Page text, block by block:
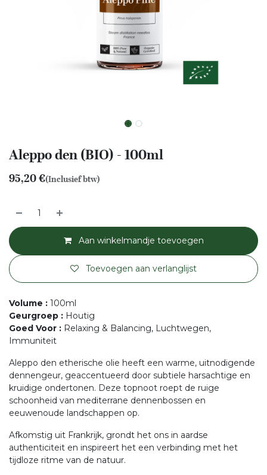
Aleppo den (BIO) - 100ml
95,20€(Inclusief btw)
Aan winkelmandje toevoegen
Toevoegen aan verlanglijst
Volume : 100ml
Geurgroep : Houtig
Goed Voor : Relaxing & Balancing, Luchtwegen,
Immuniteit
Aleppo den etherische olie heeft een warme, uitnodigende
dennengeur, geaccentueerd door subtiele harsachtige en
kruidige ondertonen. Deze topnoot roept de ruige
schoonheid van mediterrane dennenbossen en
eeuwenoude landschappen op.
Afkomstig uit Frankrijk, grondt het ons in aardse
authenticiteit en inspireert het een verbinding met het
tijdloze ritme van de natuur.